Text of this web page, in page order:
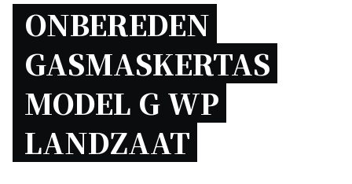
ONBEREDEN
GASMASKERTAS
MODEL G WP
LANDZAAT